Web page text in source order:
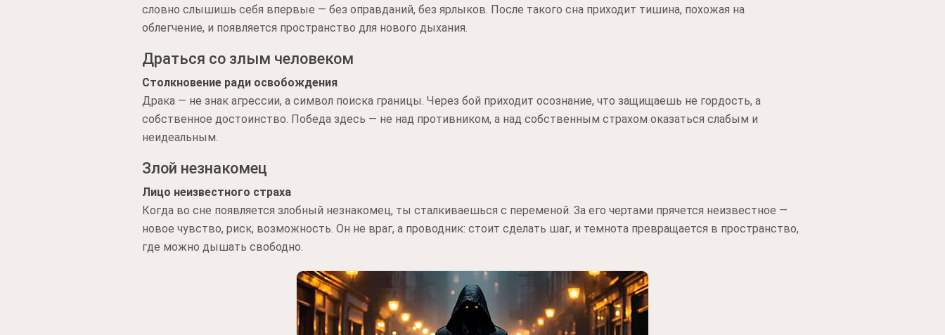
словно слышишь себя впервые — без оправданий, без ярлыков. После такого сна приходит тишина, похожая на
облегчение, и появляется пространство для нового дыхания.
Драться со злым человеком
Столкновение ради освобождения
Драка — не знак агрессии, а символ поиска границы. Через бой приходит осознание, что защищаешь не гордость, а
собственное достоинство. Победа здесь — не над противником, а над собственным страхом оказаться слабым и
неидеальным.
Злой незнакомец
Лицо неизвестного страха
Когда во сне появляется злобный незнакомец, ты сталкиваешься с переменой. За его чертами прячется неизвестное —
новое чувство, риск, возможность. Он не враг, а проводник: стоит сделать шаг, и темнота превращается в пространство,
где можно дышать свободно.